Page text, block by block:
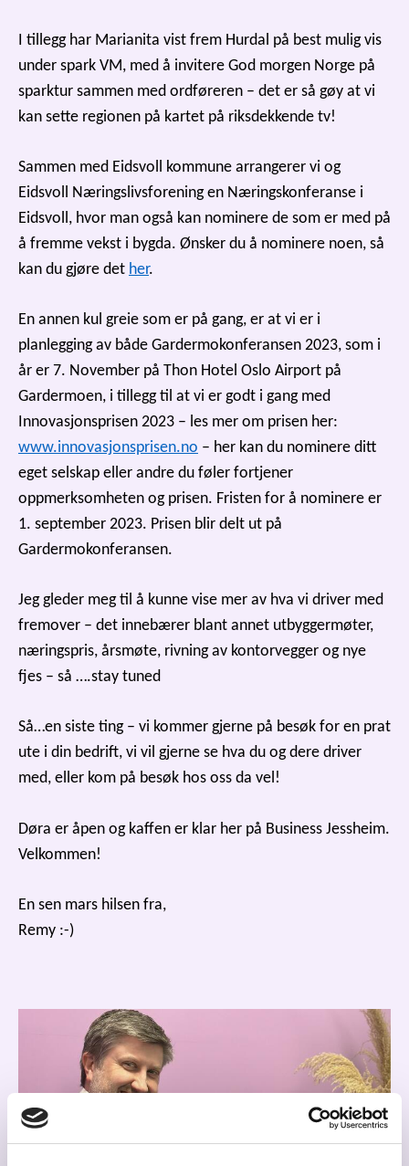
I tillegg har Marianita vist frem Hurdal på best mulig vis
under spark VM, med å invitere God morgen Norge på
sparktur sammen med ordføreren – det er så gøy at vi
kan sette regionen på kartet på riksdekkende tv!
Sammen med Eidsvoll kommune arrangerer vi og
Eidsvoll Næringslivsforening en Næringskonferanse i
Eidsvoll, hvor man også kan nominere de som er med på
å fremme vekst i bygda. Ønsker du å nominere noen, så
kan du gjøre det her.
En annen kul greie som er på gang, er at vi er i
planlegging av både Gardermokonferansen 2023, som i
år er 7. November på Thon Hotel Oslo Airport på
Gardermoen, i tillegg til at vi er godt i gang med
Innovasjonsprisen 2023 – les mer om prisen her:
www.innovasjonsprisen.no – her kan du nominere ditt
eget selskap eller andre du føler fortjener
oppmerksomheten og prisen. Fristen for å nominere er
1. september 2023. Prisen blir delt ut på
Gardermokonferansen.
Jeg gleder meg til å kunne vise mer av hva vi driver med
fremover – det innebærer blant annet utbyggermøter,
næringspris, årsmøte, rivning av kontorvegger og nye
fjes – så ….stay tuned
Så…en siste ting – vi kommer gjerne på besøk for en prat
ute i din bedrift, vi vil gjerne se hva du og dere driver
med, eller kom på besøk hos oss da vel!
Døra er åpen og kaffen er klar her på Business Jessheim.
Velkommen!
En sen mars hilsen fra,
Remy :-)